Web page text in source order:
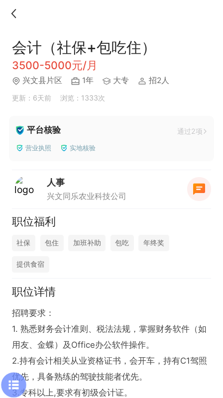
会计（社保+包吃住）
3500-5000元/月
兴文县片区 1年 大专 招2人
更新：6天前 浏览：1333次
平台核验 通过2项
营业执照 实地核验
人事
兴文同乐农业科技公司
职位福利
社保 包住 加班补助 包吃 年终奖
提供食宿
职位详情
招聘要求：
1. 熟悉财务会计准则、税法法规，掌握财务软件（如
用友、金蝶）及Office办公软件操作。
2.持有会计相关从业资格证书，会开车，持有C1驾照
优先，具备熟练的驾驶技能者优先。
3.专科以上,要求有初级会计证。